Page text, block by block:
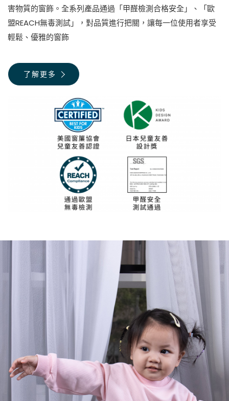
害物質的窗飾。全系列產品通過「甲醛檢測合格安全」、「歐
盟REACH無毒測試」，對品質進行把關，讓每一位使用者享受
輕鬆、優雅的窗飾
了解更多